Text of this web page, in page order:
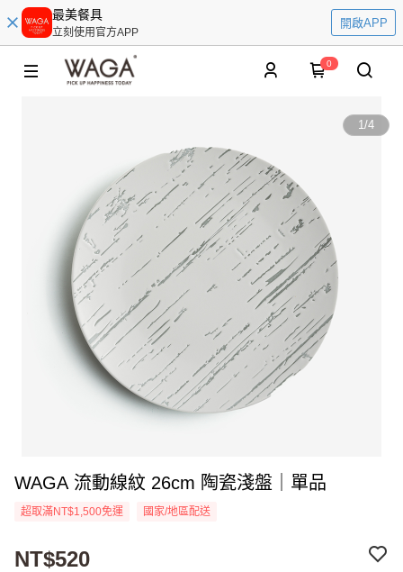
最美餐具
立刻使用官方APP
開啟APP
0
1/4
WAGA 流動線紋 26cm 陶瓷淺盤｜單品
超取滿NT$1,500免運 國家/地區配送
NT$520